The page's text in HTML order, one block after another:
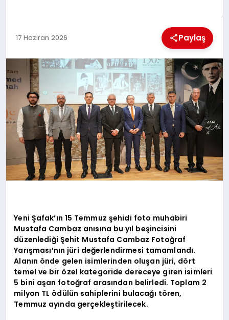
SPOR
TEKNOLOJI
17 Haziran 2026 Paylaş
Yeni Şafak’ın 15 Temmuz şehidi foto muhabiri
Mustafa Cambaz anısına bu yıl beşincisini
düzenlediği Şehit Mustafa Cambaz Fotoğraf
Yarışması’nın jüri değerlendirmesi tamamlandı.
Alanın önde gelen isimlerinden oluşan jüri, dört
temel ve bir özel kategoride dereceye giren isimleri
5 bini aşan fotoğraf arasından belirledi. Toplam 2
milyon TL ödülün sahiplerini bulacağı tören,
Temmuz ayında gerçekleştirilecek.